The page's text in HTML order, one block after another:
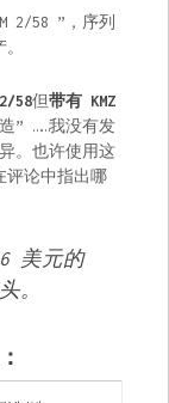
2/58 ”，序列
58但带有 KMZ
” ……我没有发
。也许使用这
评论中指出哪
美元的
。